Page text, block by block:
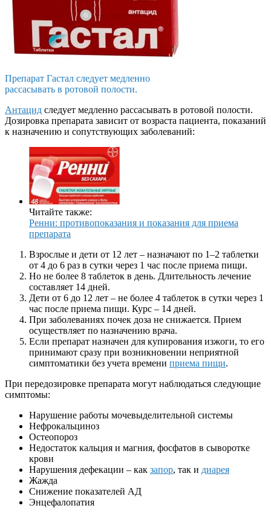
Препарат Гастал следует медленно
рассасывать в ротовой полости.
Антацид следует медленно рассасывать в ротовой полости.
Дозировка препарата зависит от возраста пациента, показаний
к назначению и сопутствующих заболеваний:
Читайте также:
Ренни: противопоказания и показания для приема
препарата
Взрослые и дети от 12 лет – назначают по 1–2 таблетки
от 4 до 6 раз в сутки через 1 час после приема пищи.
Но не более 8 таблеток в день. Длительность лечение
составляет 14 дней.
Дети от 6 до 12 лет – не более 4 таблеток в сутки через 1
час после приема пищи. Курс – 14 дней.
При заболеваниях почек доза не снижается. Прием
осуществляет по назначению врача.
Если препарат назначен для купирования изжоги, то его
принимают сразу при возникновении неприятной
симптоматики без учета времени приема пищи.
При передозировке препарата могут наблюдаться следующие
симптомы:
Нарушение работы мочевыделительной системы
Нефрокальциноз
Остеопороз
Недостаток кальция и магния, фосфатов в сыворотке
крови
Нарушения дефекации – как запор, так и диарея
Жажда
Снижение показателей АД
Энцефалопатия